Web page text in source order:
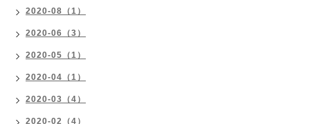
2020-08（1）
2020-06（3）
2020-05（1）
2020-04（1）
2020-03（4）
2020-02（4）